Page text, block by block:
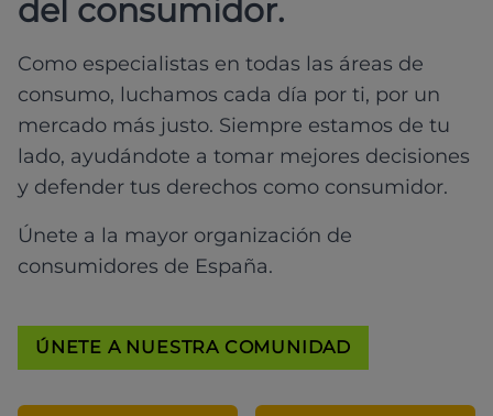
del consumidor.
Como especialistas en todas las áreas de
consumo, luchamos cada día por ti, por un
mercado más justo. Siempre estamos de tu
lado, ayudándote a tomar mejores decisiones
y defender tus derechos como consumidor.
Únete a la mayor organización de
consumidores de España.
ÚNETE A NUESTRA COMUNIDAD